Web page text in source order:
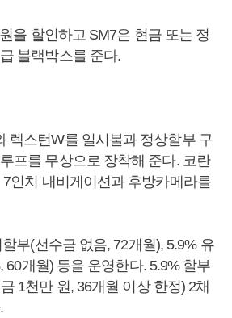
을 할인하고 SM7은 현금 또는 정
블랙박스를 준다.
렉스턴W를 일시불과 정상할부 구
프를 무상으로 장착해 준다. 코란
인치 내비게이션과 후방카메라를
부(선수금 없음, 72개월), 5.9% 유
60개월) 등을 운영한다. 5.9% 할부
1천만 원, 36개월 이상 한정) 2채